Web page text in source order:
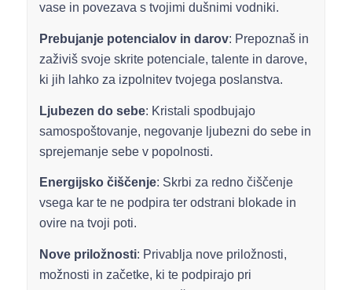
vase in povezava s tvojimi dušnimi vodniki.
Prebujanje potencialov in darov: Prepoznaš in
zaživiš svoje skrite potenciale, talente in darove,
ki jih lahko za izpolnitev tvojega poslanstva.
Ljubezen do sebe: Kristali spodbujajo
samospoštovanje, negovanje ljubezni do sebe in
sprejemanje sebe v popolnosti.
Energijsko čiščenje: Skrbi za redno čiščenje
vsega kar te ne podpira ter odstrani blokade in
ovire na tvoji poti.
Nove priložnosti: Privablja nove priložnosti,
možnosti in začetke, ki te podpirajo pri